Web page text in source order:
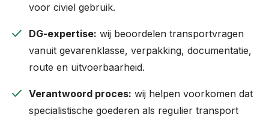
voor civiel gebruik.
check DG-expertise: wij beoordelen transportvragen
vanuit gevarenklasse, verpakking, documentatie,
route en uitvoerbaarheid.
check Verantwoord proces: wij helpen voorkomen dat
specialistische goederen als regulier transport